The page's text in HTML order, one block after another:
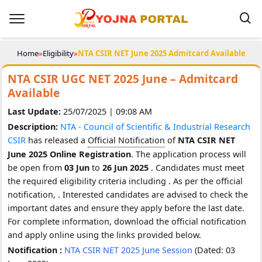
Home»Eligibility»NTA CSIR NET June 2025 Admitcard Available
NTA CSIR UGC NET 2025 June – Admitcard
Available
Last Update:25/07/2025 | 09:08 AM
Description: NTA - Council of Scientific & Industrial Research
CSIR has released a Official Notification of NTA CSIR NET
June 2025 Online Registration. The application process will
be open from 03 Junto 26 Jun 2025 . Candidates must meet
the required eligibility criteria including . As per the official
notification, . Interested candidates are advised to check the
important dates and ensure they apply before the last date.
For complete information, download the official notification
and apply online using the links provided below.
Notification : NTA CSIR NET 2025 June Session (Dated: 03